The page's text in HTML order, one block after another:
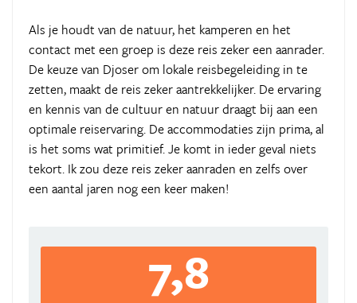
Als je houdt van de natuur, het kamperen en het
contact met een groep is deze reis zeker een aanrader.
De keuze van Djoser om lokale reisbegeleiding in te
zetten, maakt de reis zeker aantrekkelijker. De ervaring
en kennis van de cultuur en natuur draagt bij aan een
optimale reiservaring. De accommodaties zijn prima, al
is het soms wat primitief. Je komt in ieder geval niets
tekort. Ik zou deze reis zeker aanraden en zelfs over
een aantal jaren nog een keer maken!
7,8